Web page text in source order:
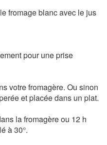
fromage blanc avec le jus
pour une prise
votre fromagère. Ou sinon
et placée dans un plat.
la fromagère ou 12 h
à 30°.